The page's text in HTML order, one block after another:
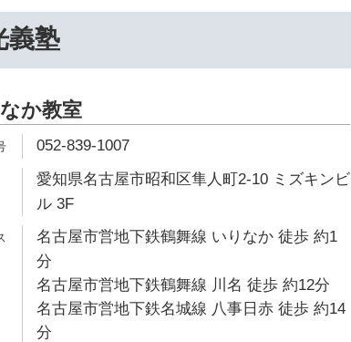
義塾
か教室
052-839-1007
愛知県名古屋市昭和区隼人町2-10 ミズキンビ
ル 3F
名古屋市営地下鉄鶴舞線 いりなか 徒歩 約1
分
名古屋市営地下鉄鶴舞線 川名 徒歩 約12分
名古屋市営地下鉄名城線 八事日赤 徒歩 約14
分